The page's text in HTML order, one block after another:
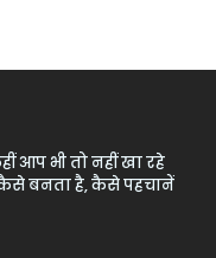
आप भी तो नहीं खा रहे
बनता है, कैसे पहचानें